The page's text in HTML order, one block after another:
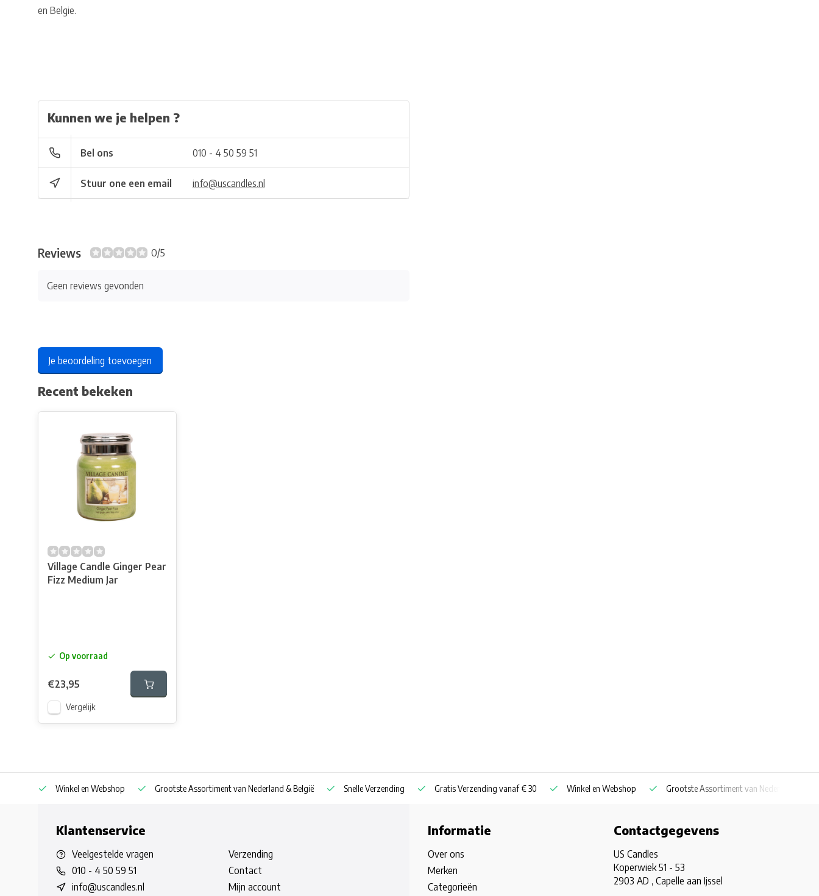
en Belgie.
Kunnen we je helpen ?
Bel ons 010 - 4 50 59 51
Stuur one een email info@uscandles.nl
Reviews 0/5
Geen reviews gevonden
Je beoordeling toevoegen
Recent bekeken
Village Candle Ginger Pear
Fizz Medium Jar
Op voorraad
€23,95
Vergelijk
Winkel en Webshop Grootste Assortiment van Nederland & België Snelle Verzending Gratis Verzending vanaf € 30 Winkel en Webshop Grootste Assortiment van Nederland &
Klantenservice
Veelgestelde vragen
010 - 4 50 59 51
info@uscandles.nl
Verzending
Contact
Mijn account
Informatie
Over ons
Merken
Categorieën
Contactgegevens
US Candles
Koperwiek 51 - 53
2903 AD , Capelle aan Ijssel